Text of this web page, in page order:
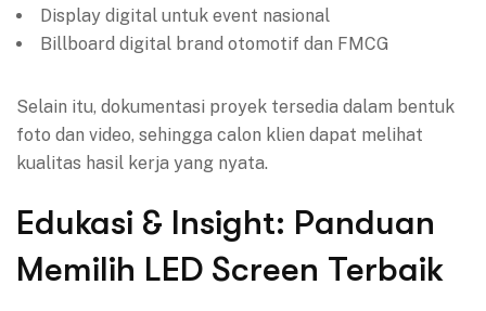
Display digital untuk event nasional
Billboard digital brand otomotif dan FMCG
Selain itu, dokumentasi proyek tersedia dalam bentuk
foto dan video, sehingga calon klien dapat melihat
kualitas hasil kerja yang nyata.
Edukasi & Insight: Panduan
Memilih LED Screen Terbaik